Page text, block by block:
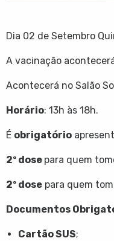
Dia 02 de Setembro
A vacinação
Acontecerá no Salão
Horário: 13h às 18h.
É obrigatório
2º dose para quem
2º dose para quem
Documentos
Cartão SUS;